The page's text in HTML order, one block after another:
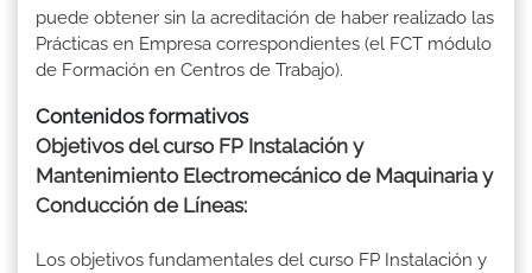
puede obtener sin la acreditación de haber realizado las
Prácticas en Empresa correspondientes (el FCT módulo
de Formación en Centros de Trabajo).
Contenidos formativos
Objetivos del curso FP Instalación y
Mantenimiento Electromecánico de Maquinaria y
Conducción de Líneas:
Los objetivos fundamentales del curso FP Instalación y